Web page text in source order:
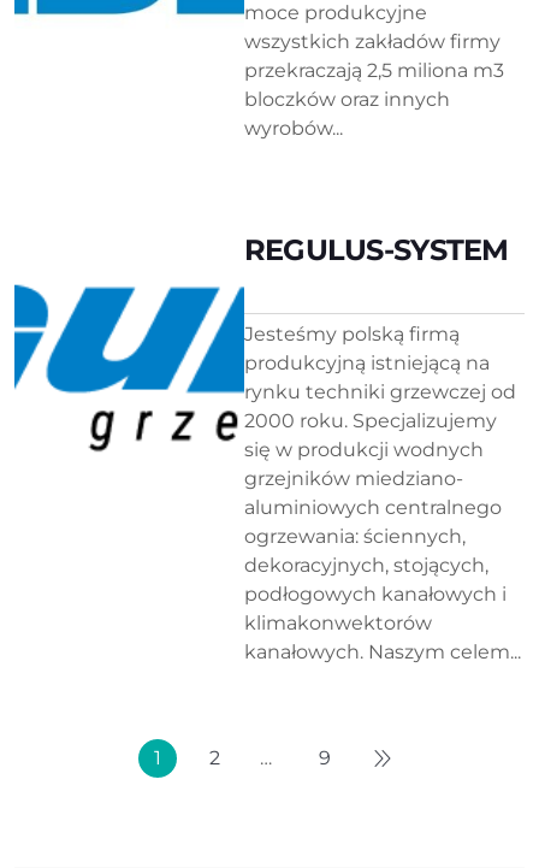
moce produkcyjne
wszystkich zakładów firmy
przekraczają 2,5 miliona m3
bloczków oraz innych
wyrobów...
REGULUS-SYSTEM
Jesteśmy polską firmą
produkcyjną istniejącą na
rynku techniki grzewczej od
2000 roku. Specjalizujemy
się w produkcji wodnych
grzejników miedziano-
aluminiowych centralnego
ogrzewania: ściennych,
dekoracyjnych, stojących,
podłogowych kanałowych i
klimakonwektorów
kanałowych. Naszym celem...
1 2 … 9